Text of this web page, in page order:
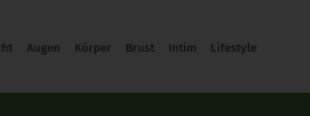
Augen Körper Brust Intim Lifestyle